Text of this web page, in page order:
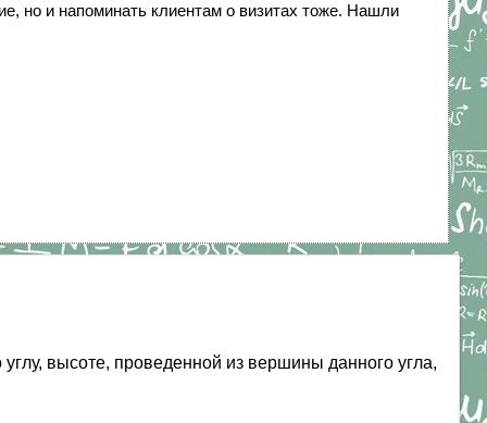
но и напоминать клиентам о визитах тоже. Нашли
высоте, проведенной из вершины данного угла,